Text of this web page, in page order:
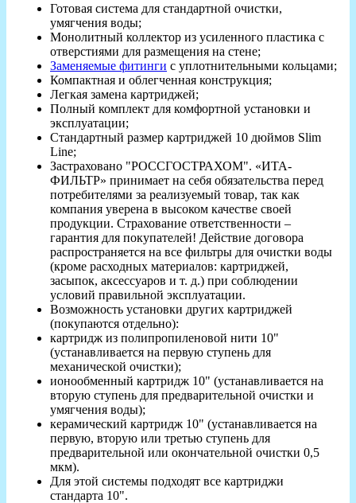
Готовая система для стандартной очистки,
умягчения воды;
Монолитный коллектор из усиленного пластика с
отверстиями для размещения на стене;
Заменяемые фитинги с уплотнительными кольцами;
Компактная и облегченная конструкция;
Легкая замена картриджей;
Полный комплект для комфортной установки и
эксплуатации;
Стандартный размер картриджей 10 дюймов Slim
Line;
Застраховано "РОССГОСТРАХОМ". «ИТА-
ФИЛЬТР» принимает на себя обязательства перед
потребителями за реализуемый товар, так как
компания уверена в высоком качестве своей
продукции. Страхование ответственности –
гарантия для покупателей! Действие договора
распространяется на все фильтры для очистки воды
(кроме расходных материалов: картриджей,
засыпок, аксессуаров и т. д.) при соблюдении
условий правильной эксплуатации.
Возможность установки других картриджей
(покупаются отдельно):
картридж из полипропиленовой нити 10"
(устанавливается на первую ступень для
механической очистки);
ионообменный картридж 10" (устанавливается на
вторую ступень для предварительной очистки и
умягчения воды);
керамический картридж 10" (устанавливается на
первую, вторую или третью ступень для
предварительной или окончательной очистки 0,5
мкм).
Для этой системы подходят все картриджи
стандарта 10".